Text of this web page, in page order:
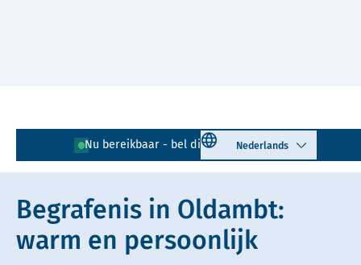
Nu bereikbaar - bel direct! 0597 - 729 848
Select language
Lees voor Uitleg woorden
Simpele tekst
Begrafenis in Oldambt:
warm en persoonlijk